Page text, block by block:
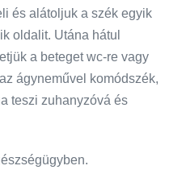
és alátoljuk a szék egyik
oldalit. Utána hátul
a beteget wc-re vagy
ágyneművel komódszék,
teszi zuhanyzóvá és